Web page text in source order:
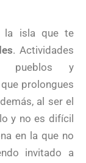
la isla que te
. Actividades
pueblos y
prolongues
al ser el
y no es difícil
en la que no
invitado a